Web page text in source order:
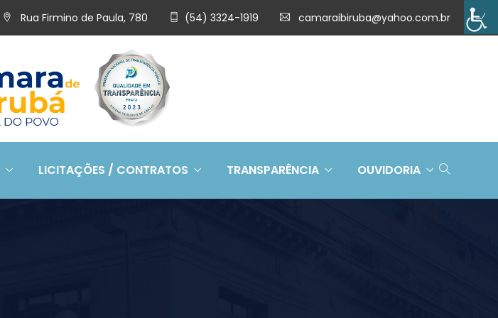
Rua Firmino de Paula, 780 (54) 3324-1919 camaraibiruba@yahoo.com.br
LICITAÇÕES / CONTRATOS TRANSPARÊNCIA OUVIDORIA